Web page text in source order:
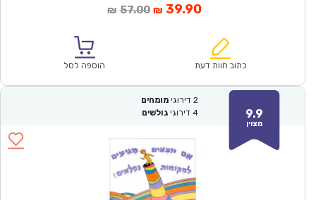
₪ 57.00המחיר
₪57.00.
₪ 39.90המחיר
הוא:
כתוב חוות דעת הוספה לסל
9.9
מצוין
2 דירוגי מומחים
4 דירוגי גולשים